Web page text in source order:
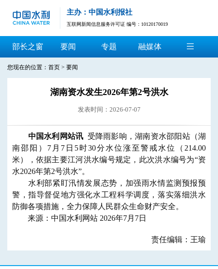
主办：中国水利报社
互联网新闻信息服务许可证 编号：10120170019
部长之窗 要闻 专题 融媒体
您现在的位置： 首页 > 要闻
湖南资水发生2026年第2号洪水
发表时间：2026-07-07
中国水利网站讯 受降雨影响，湖南资水邵阳站（湖
南邵阳）7月7日5时30分水位涨至警戒水位（214.00
米），依据主要江河洪水编号规定，此次洪水编号为“资
水2026年第2号洪水”。
水利部紧盯汛情发展态势，加强雨水情监测预报预
警，指导督促地方强化水工程科学调度，落实落细洪水
防御各项措施，全力保障人民群众生命财产安全。
来源：中国水利网站 2026年7月7日
责任编辑：王瑜